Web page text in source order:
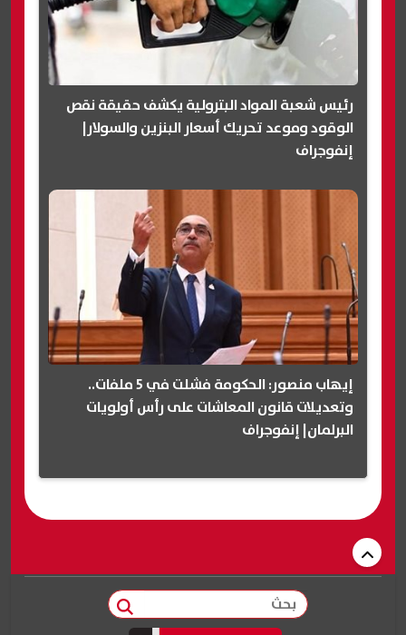
رئيس شعبة المواد البترولية يكشف حقيقة نقص
الوقود وموعد تحريك أسعار البنزين والسولار|
إنفوجراف
إيهاب منصور: الحكومة فشلت في 5 ملفات..
وتعديلات قانون المعاشات على رأس أولويات
البرلمان| إنفوجراف
بحث